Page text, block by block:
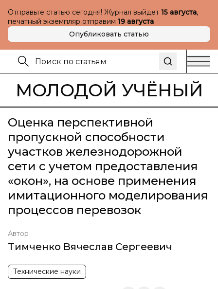
Отправьте статью сегодня! Журнал выйдет 15 августа,
печатный экземпляр отправим 19 августа
Опубликовать статью
МОЛОДОЙ УЧЁНЫЙ
Оценка перспективной
пропускной способности
участков железнодорожной
сети с учетом предоставления
«окон», на основе применения
имитационного моделирования
процессов перевозок
Автор
Тимченко Вячеслав Сергеевич
Технические науки